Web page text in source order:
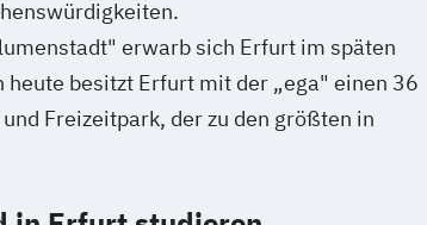
erwarb sich Erfurt im späten
heute besitzt Erfurt mit der „ega" einen 36
Freizeitpark, der zu den größten in